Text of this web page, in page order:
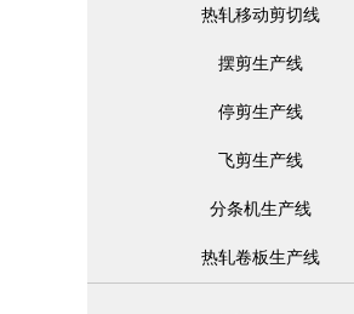
热轧移动剪切线
摆剪生产线
停剪生产线
飞剪生产线
分条机生产线
热轧卷板生产线